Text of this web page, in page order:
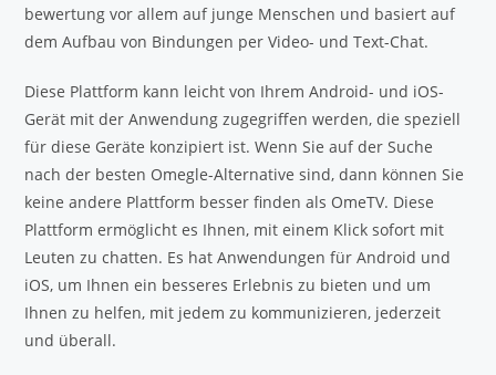
bewertung vor allem auf junge Menschen und basiert auf
dem Aufbau von Bindungen per Video- und Text-Chat.
Diese Plattform kann leicht von Ihrem Android- und iOS-
Gerät mit der Anwendung zugegriffen werden, die speziell
für diese Geräte konzipiert ist. Wenn Sie auf der Suche
nach der besten Omegle-Alternative sind, dann können Sie
keine andere Plattform besser finden als OmeTV. Diese
Plattform ermöglicht es Ihnen, mit einem Klick sofort mit
Leuten zu chatten. Es hat Anwendungen für Android und
iOS, um Ihnen ein besseres Erlebnis zu bieten und um
Ihnen zu helfen, mit jedem zu kommunizieren, jederzeit
und überall.